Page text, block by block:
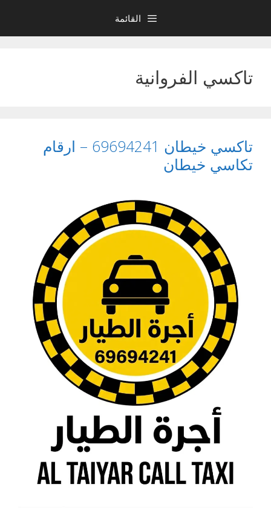
المحتوى
القائمة
تاكسي الفروانية
تاكسي خيطان 69694241 – ارقام
تكاسي خيطان